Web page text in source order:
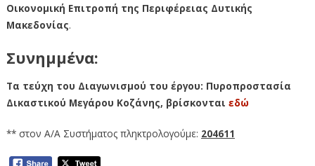
Οικονομική Επιτροπή της Περιφέρειας Δυτικής
Μακεδονίας.
Συνημμένα:
Τα τεύχη του Διαγωνισμού του έργου: Πυροπροστασία
Δικαστικού Μεγάρου Κοζάνης, βρίσκονται εδώ
** στον Α/Α Συστήματος πληκτρολογούμε: 204611